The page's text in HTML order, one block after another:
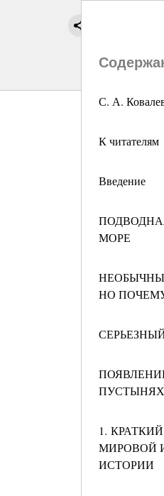
С. А.
К читателям
Введение
МОРЕ
НО
1.
МИРОВОЙ
ИСТОРИИ